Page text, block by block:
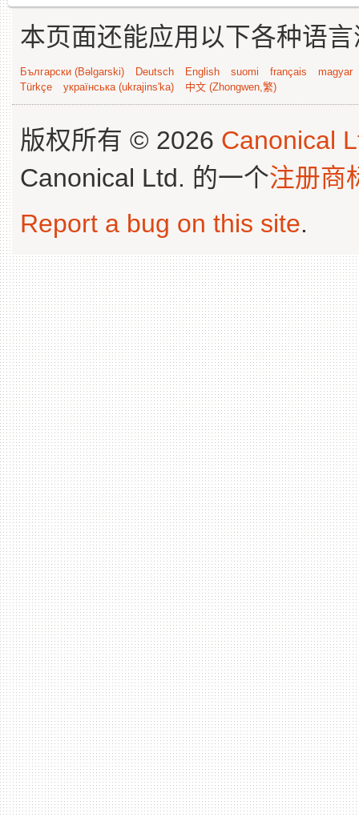
本页面还能应用以下各种语
Български (Bəlgarski) Deutsch English suomi français
magyar
Türkçe
українська (ukrajins'ka) 中文 (Zhongwen,繁)
版权所有 © 2026 Canonical
Canonical Ltd. 的一个注册商
Report a bug on this site.